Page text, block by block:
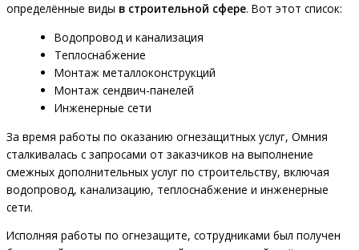
определённые виды в строительной сфере. Вот этот список:
Водопровод и канализация
Теплоснабжение
Монтаж металлоконструкций
Монтаж сендвич-панелей
Инженерные сети
За время работы по оказанию огнезащитных услуг, Омния
сталкивалась с запросами от заказчиков на выполнение
смежных дополнительных услуг по строительству, включая
водопровод, канализацию, теплоснабжение и инженерные
сети.
Исполняя работы по огнезащите, сотрудниками был получен